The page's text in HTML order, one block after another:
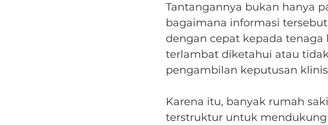
Tantangannya bukan hanya
bagaimana informasi
dengan cepat kepada
terlambat diketahui atau
pengambilan keputusan
Karena itu, banyak rumah
terstruktur untuk